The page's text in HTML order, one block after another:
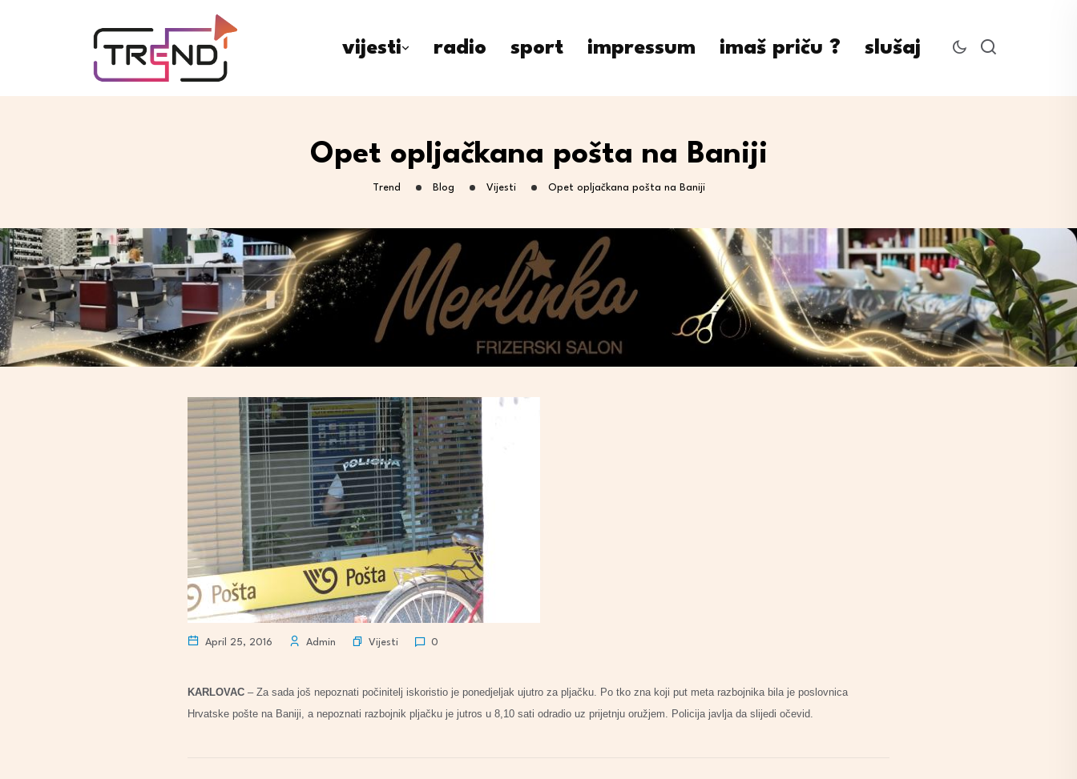
vijesti radio sport impressum imaš priču ? slušaj
Opet opljačkana pošta na Baniji
Trend Blog Vijesti Opet opljačkana pošta na Baniji
April 25, 2016 Admin Vijesti 0
KARLOVAC – Za sada još nepoznati počinitelj iskoristio je ponedjeljak ujutro za pljačku. Po tko zna koji put meta razbojnika bila je poslovnica
Hrvatske pošte na Baniji, a nepoznati razbojnik pljačku je jutros u 8,10 sati odradio uz prijetnju oružjem. Policija javlja da slijedi očevid.